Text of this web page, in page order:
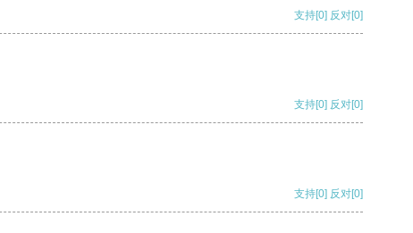
支持[0] 反对[0]
支持[0] 反对[0]
支持[0] 反对[0]